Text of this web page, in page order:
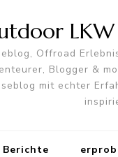
Offroad
Blogger &
mit echter
Berichte